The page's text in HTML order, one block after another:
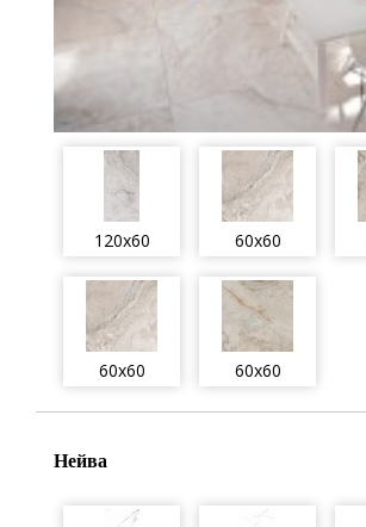
120x60 60x60
60x60 60x60
Нейва